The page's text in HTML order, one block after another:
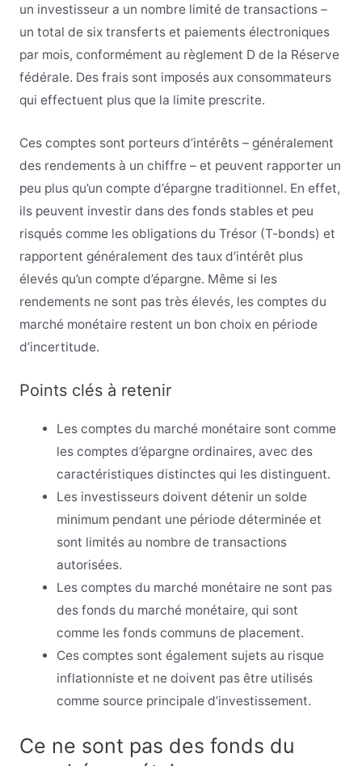
un investisseur a un nombre limité de transactions –
un total de six transferts et paiements électroniques
par mois, conformément au règlement D de la Réserve
fédérale. Des frais sont imposés aux consommateurs
qui effectuent plus que la limite prescrite.
Ces comptes sont porteurs d’intérêts – généralement
des rendements à un chiffre – et peuvent rapporter un
peu plus qu’un compte d’épargne traditionnel. En effet,
ils peuvent investir dans des fonds stables et peu
risqués comme les obligations du Trésor (T-bonds) et
rapportent généralement des taux d’intérêt plus
élevés qu’un compte d’épargne. Même si les
rendements ne sont pas très élevés, les comptes du
marché monétaire restent un bon choix en période
d’incertitude.
Points clés à retenir
Les comptes du marché monétaire sont comme
les comptes d’épargne ordinaires, avec des
caractéristiques distinctes qui les distinguent.
Les investisseurs doivent détenir un solde
minimum pendant une période déterminée et
sont limités au nombre de transactions
autorisées.
Les comptes du marché monétaire ne sont pas
des fonds du marché monétaire, qui sont
comme les fonds communs de placement.
Ces comptes sont également sujets au risque
inflationniste et ne doivent pas être utilisés
comme source principale d’investissement.
Ce ne sont pas des fonds du